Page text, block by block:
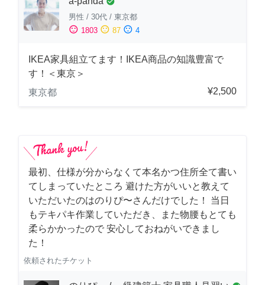
男性 / 30代 / 東京都
sentiment_satisfied 1803 sentiment_neutral 87 sentiment_dissatisfied 4
IKEA家具組立てます！IKEA商品の知識豊富で
す！＜東京＞
東京都
¥2,500
最初、仕様が分からなくて本名かつ住所全て書い
てしまっていたところ 避けた方がいいと教えて
いただいたのはのりぴ〜さんだけでした！ 当日
もテキパキ作業していただき、また物腰もとても
柔らかかったので 安心しておねがいできまし
た！
依頼されたチケット